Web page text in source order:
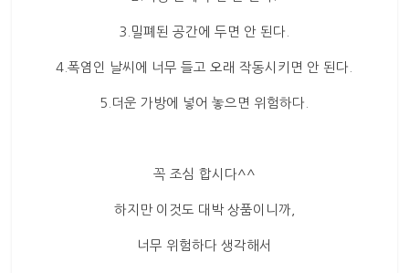
3.밀폐된 공간에 두면 안 된다.
4.폭염인 날씨에 너무 들고 오래 작동시키면 안 된다.
5.더운 가방에 넣어 놓으면 위험하다.
꼭 조심 합시다^^
하지만 이것도 대박 상품이니까,
너무 위험하다 생각해서